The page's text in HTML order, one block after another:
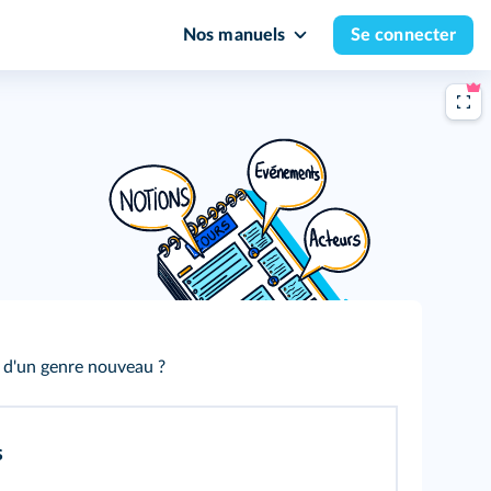
Nos manuels Se connecter
genre nouveau ?